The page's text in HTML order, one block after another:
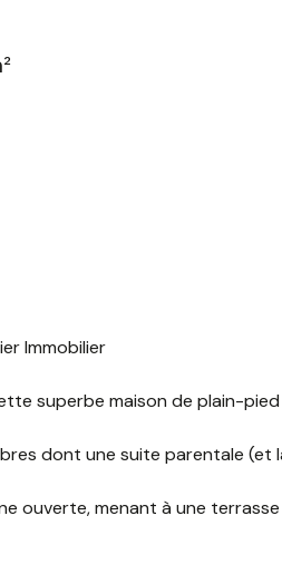
Immobilier
superbe maison de plain-
dont une suite parentale (et
ouverte, menant à une